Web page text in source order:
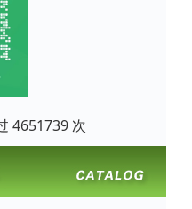
4651739 次